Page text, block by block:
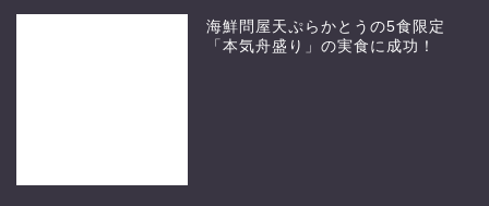
海鮮問屋天ぷらかとうの5食限定
「本気舟盛り」の実食に成功！